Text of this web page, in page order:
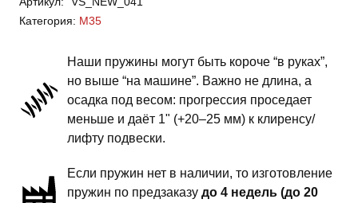
M35
-
подвески
-
комфорт
Категория: M35
Наши пружины могут быть короче “в руках”,
но выше “на машине”. Важно не длина, а
осадка под весом: прогрессия проседает
меньше и даёт 1" (+20–25 мм) к клиренсу/
лифту подвески.
Если пружин нет в наличии, то изготовление
пружин по предзаказу до 4 недель (до 20